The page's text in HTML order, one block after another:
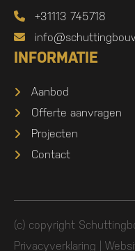
+31113 745718
INFORMATIE
Aanbod
Offerte aanvragen
Projecten
Contact
(c) copyright
Privacyverklaring |